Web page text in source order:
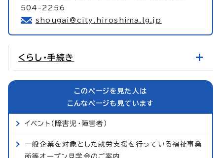
504-2256
shougai@city.hiroshima.lg.jp
くらし・手続き
このページを見た人は
こんなページも見ています
イベント（障害児・障害者）
一般企業を対象とした就労支援を行っている福祉事業
所等オープン見学会のご案内